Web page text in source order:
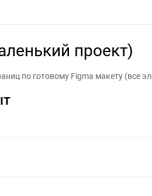
проект)
по готовому Figma макету (все